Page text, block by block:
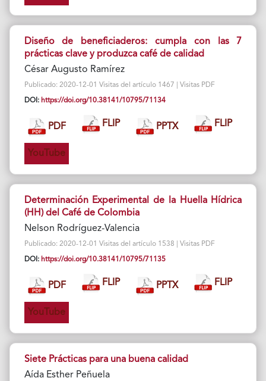
Diseño de beneficiaderos: cumpla con las 7
prácticas clave y produzca café de calidad
César Augusto Ramírez
Publicado: 2020-12-01 Visitas del artículo 1467 | Visitas PDF
DOI: https://doi.org/10.38141/10795/71134
PDF FLIP PPTX FLIP
YouTube
Determinación Experimental de la Huella Hídrica
(HH) del Café de Colombia
Nelson Rodríguez-Valencia
Publicado: 2020-12-01 Visitas del artículo 1538 | Visitas PDF
DOI: https://doi.org/10.38141/10795/71135
PDF FLIP PPTX FLIP
YouTube
Siete Prácticas para una buena calidad
Aída Esther Peñuela